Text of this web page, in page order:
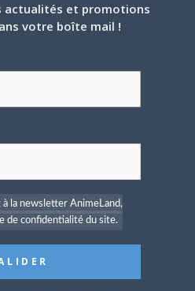
magazines, cliquez sur la
actualités et promotions
votre boîte mail !
à la newsletter AnimeLand,
de confidentialité du site.